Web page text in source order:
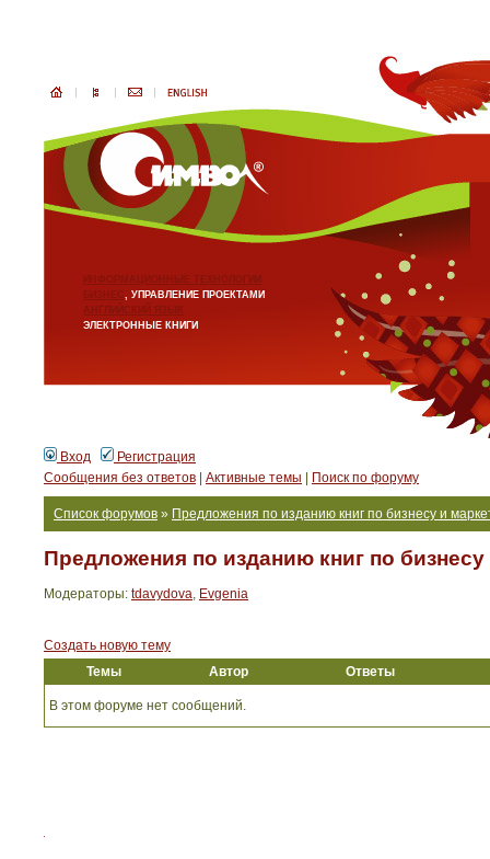
ИНФОРМАЦИОННЫЕ ТЕХНОЛОГИИ
БИЗНЕС, УПРАВЛЕНИЕ ПРОЕКТАМИ
АНГЛИЙСКИЙ ЯЗЫК
ЭЛЕКТРОННЫЕ КНИГИ
Вход
Регистрация
Сообщения без ответов
Активные темы Поиск по форуму
Список форумов » Предложения по изданию книг по бизнесу и
Предложения по изданию книг по бизнесу
Модераторы: tdavydova, Evgenia
Создать новую тему
Темы
Автор Ответы
В этом форуме нет сообщений.